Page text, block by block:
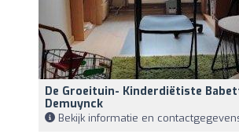
De Groeituin- Kinderdiëtiste
Demuynck
Bekijk informatie en